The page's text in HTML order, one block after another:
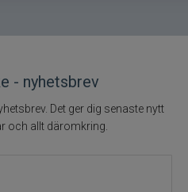
- nyhetsbrev
Det ger dig senaste nytt
och allt däromkring.